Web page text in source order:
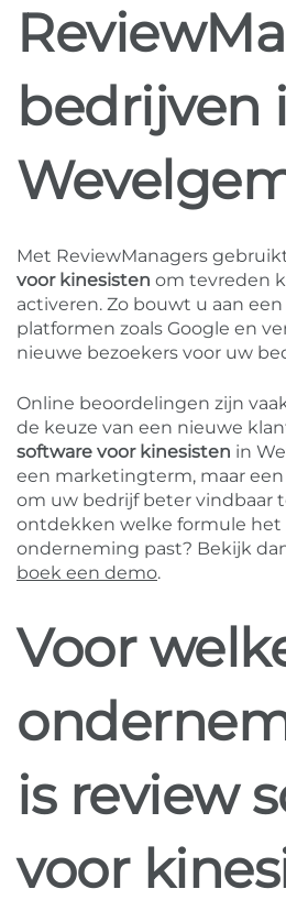
bedrijven
Met ReviewManagers
voor kinesisten om tevreden
activeren. Zo bouwt u aan
platformen zoals Google en
nieuwe bezoekers voor uw
Online beoordelingen zijn
de keuze van een nieuwe
software voor kinesisten in
een marketingterm, maar
om uw bedrijf beter vindbaar
ontdekken welke formule het
onderneming past? Bekijk
boek een demo.
Voor
is review
voor